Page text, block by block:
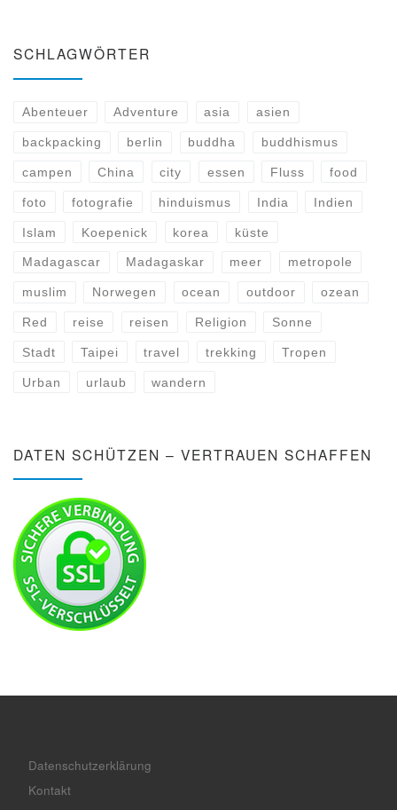
SCHLAGWÖRTER
Abenteuer Adventure asia asien
backpacking berlin buddha buddhismus
campen China city essen Fluss food
foto fotografie hinduismus India Indien
Islam Koepenick korea küste
Madagascar Madagaskar meer metropole
muslim Norwegen ocean outdoor ozean
Red reise reisen Religion Sonne
Stadt Taipei travel trekking Tropen
Urban urlaub wandern
DATEN SCHÜTZEN – VERTRAUEN SCHAFFEN
Datenschutzerklärung
Kontakt